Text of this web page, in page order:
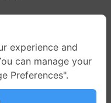
งเทพมหานคร 10330
experience and
can manage your
Preferences".